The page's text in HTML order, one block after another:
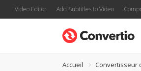
Video Editor Add Subtitles to Video
Accueil Convertisseur